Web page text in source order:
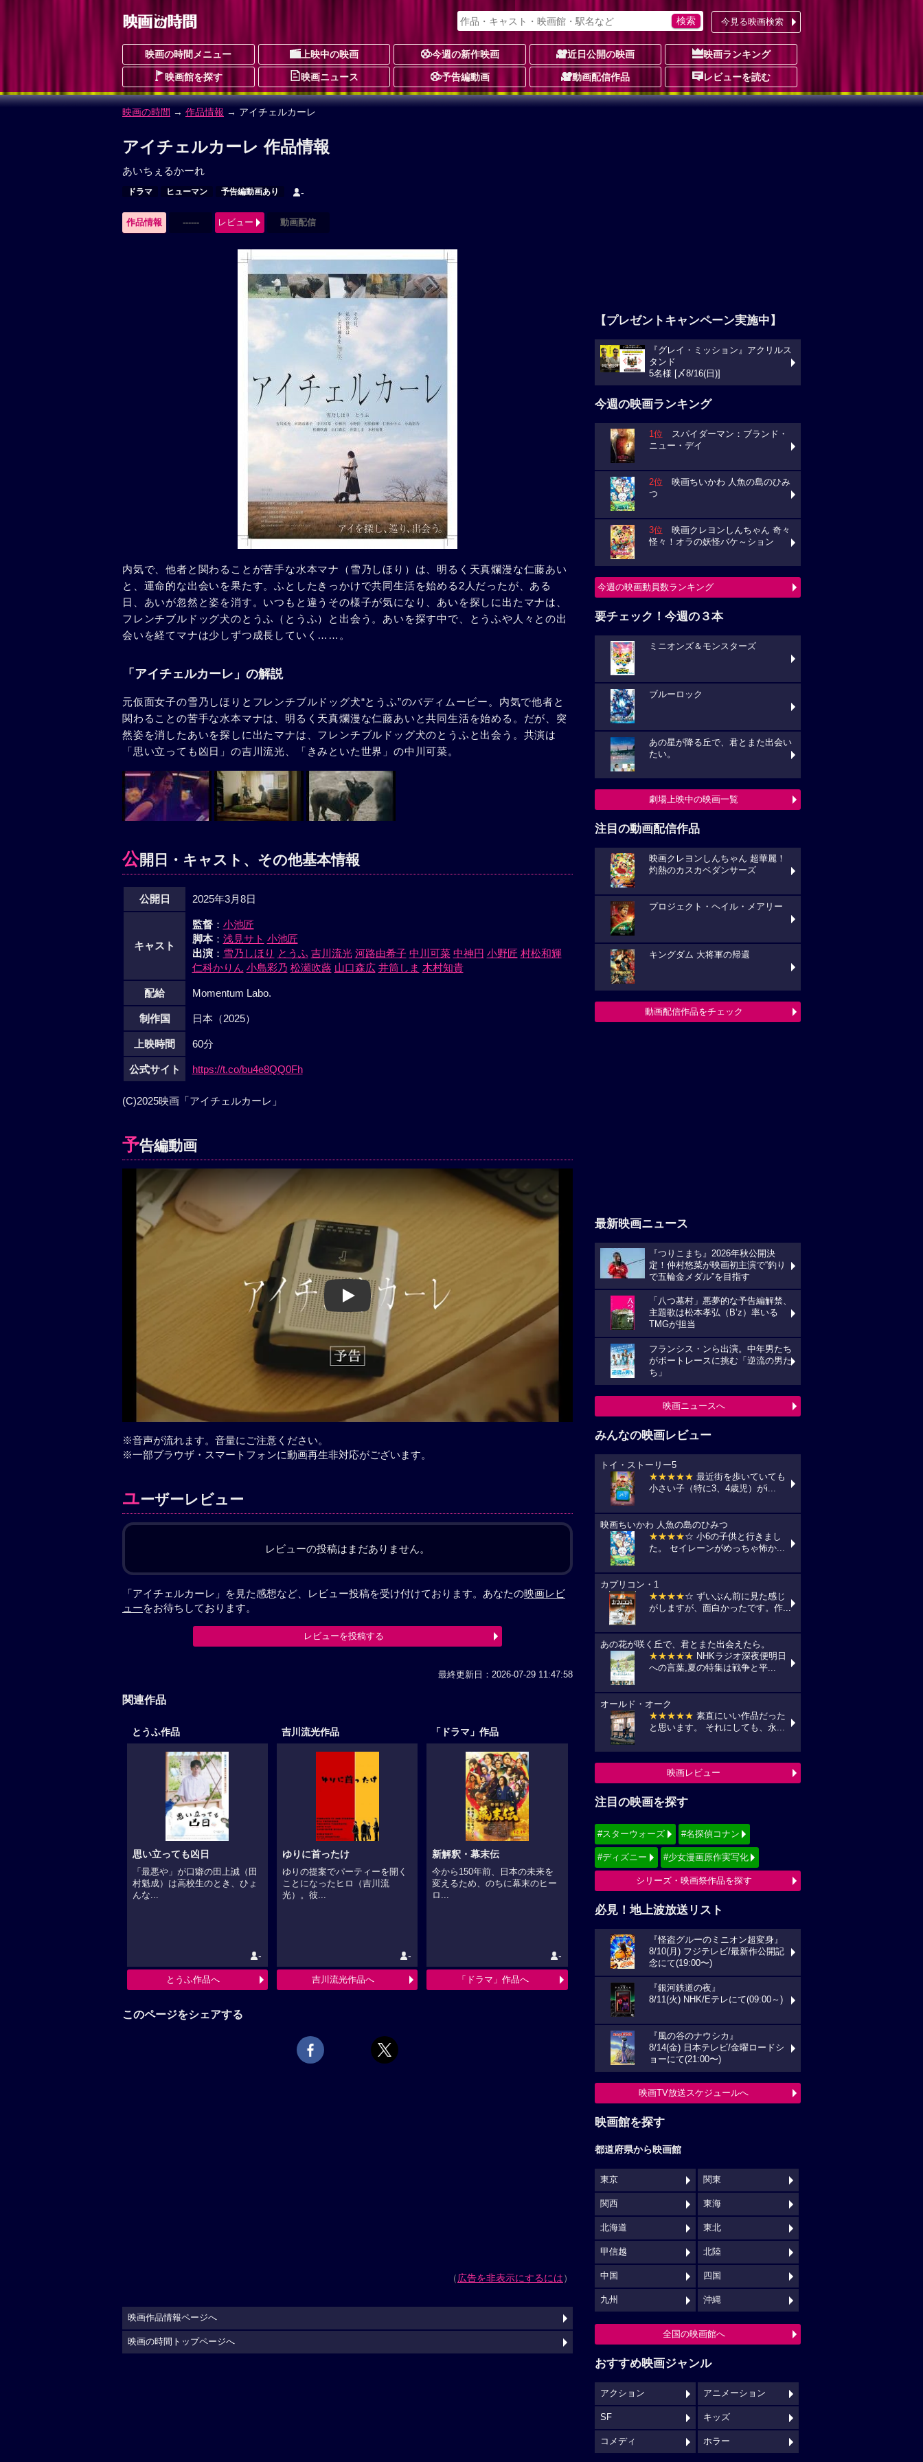
今見る映画検索
映画の時間メニュー 上映中の映画 今週の新作映画 近日公開の映画 映画ランキング
映画館を探す 映画ニュース 予告編動画 動画配信作品 レビューを読む
映画の時間 → 作品情報 → アイチェルカーレ
アイチェルカーレ 作品情報
あいちぇるかーれ
ドラマ ヒューマン 予告編動画あり -
作品情報 ------ レビュー 動画配信
内気で、他者と関わることが苦手な水本マナ（雪乃しほり）は、明るく天真爛漫な仁藤あい
と、運命的な出会いを果たす。ふとしたきっかけで共同生活を始める2人だったが、ある
日、あいが忽然と姿を消す。いつもと違うその様子が気になり、あいを探しに出たマナは、
フレンチブルドッグ犬のとうふ（とうふ）と出会う。あいを探す中で、とうふや人々との出
会いを経てマナは少しずつ成長していく……。
「アイチェルカーレ」の解説
元仮面女子の雪乃しほりとフレンチブルドッグ犬“とうふ”のバディムービー。内気で他者と
関わることの苦手な水本マナは、明るく天真爛漫な仁藤あいと共同生活を始める。だが、突
然姿を消したあいを探しに出たマナは、フレンチブルドッグ犬のとうふと出会う。共演は
「思い立っても凶日」の吉川流光、「きみといた世界」の中川可菜。
公開日・キャスト、その他基本情報
公開日 2025年3月8日
キャスト
監督： 小池匠
脚本： 浅見サト 小池匠
出演： 雪乃しほり とうふ 吉川流光 河路由希子 中川可菜 中神円 小野匠 村松和輝
仁科かりん 小島彩乃 松瀬吹蕗 山口森広 井筒しま 木村知貴
配給 Momentum Labo.
制作国 日本（2025）
上映時間 60分
公式サイト https://t.co/bu4e8QQ0Fh
(C)2025映画「アイチェルカーレ」
予告編動画
Play
※音声が流れます。音量にご注意ください。
※一部ブラウザ・スマートフォンに動画再生非対応がございます。
ユーザーレビュー
レビューの投稿はまだありません。
「アイチェルカーレ」を見た感想など、レビュー投稿を受け付けております。あなたの映画レビ
ューをお待ちしております。
レビューを投稿する
最終更新日：2026-07-29 11:47:58
関連作品
とうふ作品
思い立っても凶日
「最悪や」が口癖の田上誠（田
村魁成）は高校生のとき、ひょ
んな...
-
とうふ作品へ
吉川流光作品
ゆりに首ったけ
ゆりの提案でパーティーを開く
ことになったヒロ（吉川流
光）。彼...
-
吉川流光作品へ
「ドラマ」作品
新解釈・幕末伝
今から150年前、日本の未来を
変えるため、のちに幕末のヒー
ロ...
-
「ドラマ」作品へ
このページをシェアする
（広告を非表示にするには）
【プレゼントキャンペーン実施中】
『グレイ・ミッション』アクリルス
タンド
5名様 [〆8/16(日)]
今週の映画ランキング
1位 スパイダーマン：ブランド・
ニュー・デイ
2位 映画ちいかわ 人魚の島のひみ
つ
3位 映画クレヨンしんちゃん 奇々
怪々！オラの妖怪バケ～ション
今週の映画動員数ランキング
要チェック！今週の３本
ミニオンズ＆モンスターズ
ブルーロック
あの星が降る丘で、君とまた出会い
たい。
劇場上映中の映画一覧
注目の動画配信作品
映画クレヨンしんちゃん 超華麗！
灼熱のカスカベダンサーズ
プロジェクト・ヘイル・メアリー
キングダム 大将軍の帰還
動画配信作品をチェック
最新映画ニュース
『つりこまち』2026年秋公開決
定！仲村悠菜が映画初主演で“釣り
で五輪金メダル”を目指す
「八つ墓村」悪夢的な予告編解禁、
主題歌は松本孝弘（B’z）率いる
TMGが担当
フランシス・ンら出演。中年男たち
がボートレースに挑む「逆流の男た
ち」
映画ニュースへ
みんなの映画レビュー
トイ・ストーリー5
★★★★★ 最近街を歩いていても
小さい子（特に3、4歳児）がi...
映画ちいかわ 人魚の島のひみつ
★★★★☆ 小6の子供と行きまし
た。 セイレーンがめっちゃ怖か...
カプリコン・1
★★★★☆ ずいぶん前に見た感じ
がしますが、面白かったです。作...
あの花が咲く丘で、君とまた出会えたら。
★★★★★ NHKラジオ深夜便明日
への言葉,夏の特集は戦争と平...
オールド・オーク
★★★★★ 素直にいい作品だった
と思います。 それにしても、永...
映画レビュー
注目の映画を探す
#スターウォーズ #名探偵コナン
#ディズニー #少女漫画原作実写化
シリーズ・映画祭作品を探す
必見！地上波放送リスト
『怪盗グルーのミニオン超変身』
8/10(月) フジテレビ/最新作公開記
念にて(19:00〜)
『銀河鉄道の夜』
8/11(火) NHK/Eテレにて(09:00～)
『風の谷のナウシカ』
8/14(金) 日本テレビ/金曜ロードシ
ョーにて(21:00〜)
映画TV放送スケジュールへ
映画館を探す
都道府県から映画館
東京 関東
関西 東海
北海道 東北
甲信越 北陸
中国 四国
九州 沖縄
全国の映画館へ
おすすめ映画ジャンル
アクション アニメーション
SF キッズ
コメディ ホラー
映画作品情報ページへ
映画の時間トップページへ